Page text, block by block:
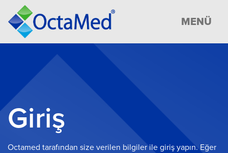
MENÜ
Giriş
Octamed tarafından size verilen bilgiler ile giriş yapın. Eğer